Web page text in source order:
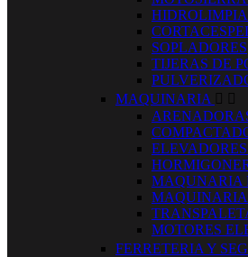
SOPLADORES
TIJERAS DE
MAQUINARIA  
MAQUNARIA
MOTORES
FERRETERIA Y